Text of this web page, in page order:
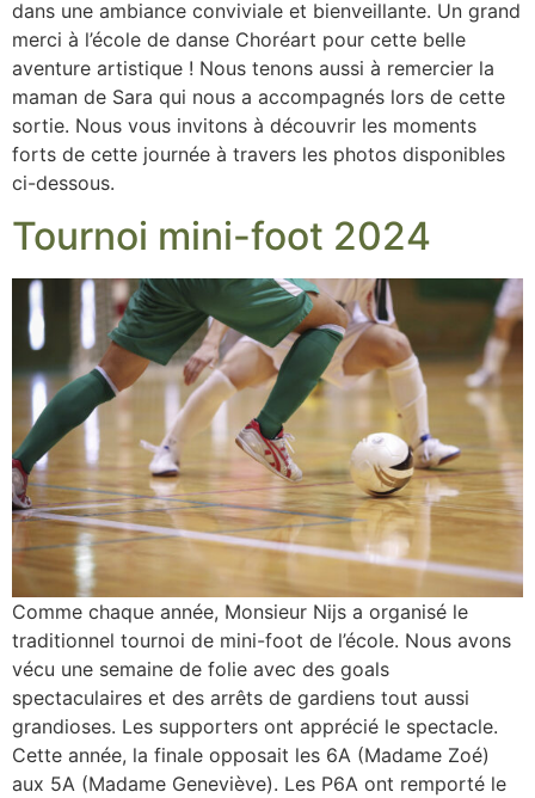
dans une ambiance conviviale et bienveillante. Un grand
merci à l’école de danse Choréart pour cette belle
aventure artistique ! Nous tenons aussi à remercier la
maman de Sara qui nous a accompagnés lors de cette
sortie. Nous vous invitons à découvrir les moments
forts de cette journée à travers les photos disponibles
ci-dessous.
Tournoi mini-foot 2024
Comme chaque année, Monsieur Nijs a organisé le
traditionnel tournoi de mini-foot de l’école. Nous avons
vécu une semaine de folie avec des goals
spectaculaires et des arrêts de gardiens tout aussi
grandioses. Les supporters ont apprécié le spectacle.
Cette année, la finale opposait les 6A (Madame Zoé)
aux 5A (Madame Geneviève). Les P6A ont remporté le